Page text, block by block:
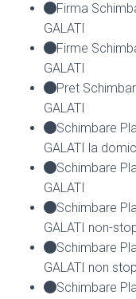
Firma
GALATI
Firme
GALATI
Pret
GALATI
Schimbare
GALATI la
Schimbare
GALATI
Schimbare
GALATI non-
Schimbare
GALATI non stop
Schimbare